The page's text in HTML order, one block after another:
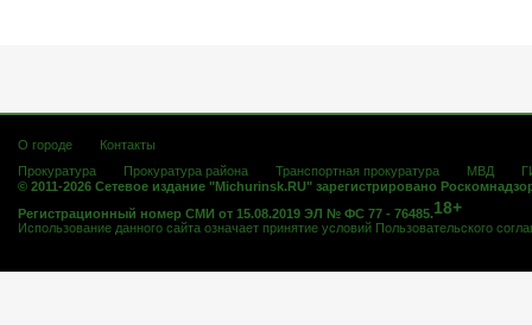
О городе
Контакты
Прокуратура
Прокуратура района Транспортная прокуратура МВД
© 2011-2026 Сетевое издание "Michurinsk.RU" зарегистрировано
Регистрационный номер СМИ от 15.08.2019 ЭЛ № ФС 77 - 76485.18+
Использование данного сайта означает принятие условий Пользовательского